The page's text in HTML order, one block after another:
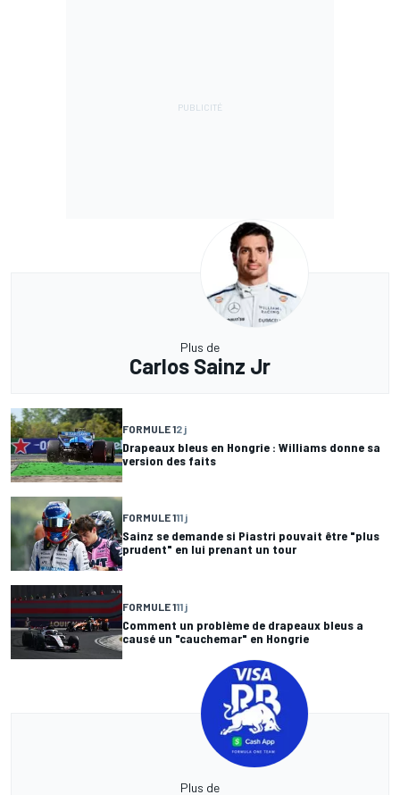
Plus de
Carlos Sainz Jr
FORMULE 12 j
Drapeaux bleus en Hongrie : Williams donne sa
version des faits
FORMULE 111 j
Sainz se demande si Piastri pouvait être "plus
prudent" en lui prenant un tour
FORMULE 111 j
Comment un problème de drapeaux bleus a
causé un "cauchemar" en Hongrie
Plus de